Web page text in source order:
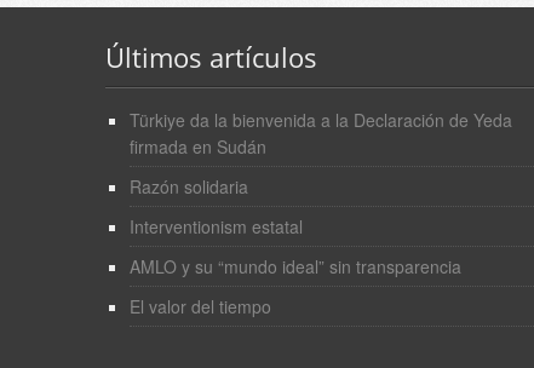
Últimos artículos
Türkiye da la bienvenida a la Declaración de Yeda
firmada en Sudán
Razón solidaria
Interventionism estatal
AMLO y su “mundo ideal” sin transparencia
El valor del tiempo